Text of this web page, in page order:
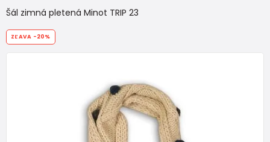
Šál zimná pletená Minot TRIP 23
ZĽAVA -20%